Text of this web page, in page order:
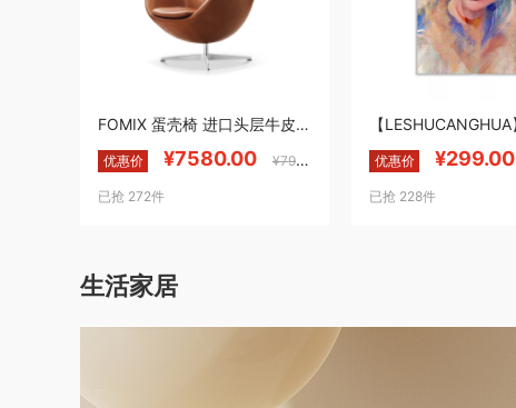
FOMIX 蛋壳椅 进口头层牛皮橙色单人沙发椅Egg chair设计师蛋椅 Egg chair/意大利头层牛皮/单椅
优惠价 ¥7580.00 ¥7999.00
已抢 272件
优惠价 ¥299.00
已抢 228件
生活家居